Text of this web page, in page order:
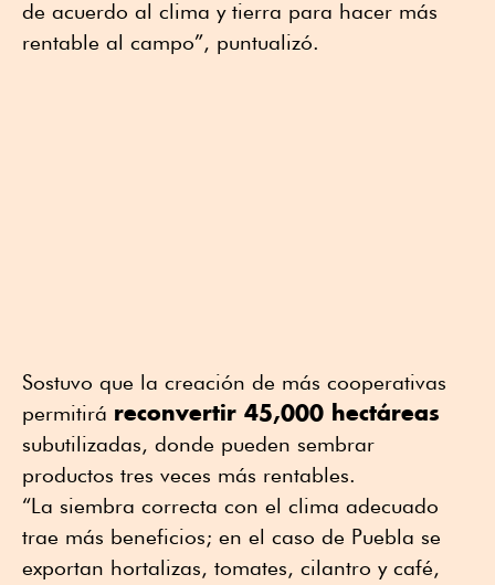
de acuerdo al clima y tierra para hacer más
rentable al campo”, puntualizó.
Sostuvo que la creación de más cooperativas
permitirá reconvertir 45,000 hectáreas
subutilizadas, donde pueden sembrar
productos tres veces más rentables.
“La siembra correcta con el clima adecuado
trae más beneficios; en el caso de Puebla se
exportan hortalizas, tomates, cilantro y café,